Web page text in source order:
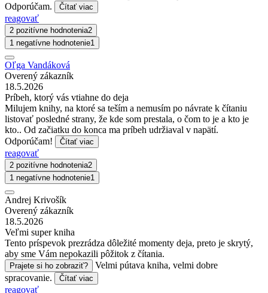
Odporúčam.
Čítať viac
reagovať
2 pozitívne hodnotenia2
1 negatívne hodnotenie1
Oľga Vandáková
Overený zákazník
18.5.2026
Príbeh, ktorý vás vtiahne do deja
Milujem knihy, na ktoré sa teším a nemusím po návrate k čítaniu
listovať posledné strany, že kde som prestala, o čom to je a kto je
kto.. Od začiatku do konca ma príbeh udržiaval v napätí.
Odporúčam!
Čítať viac
reagovať
2 pozitívne hodnotenia2
1 negatívne hodnotenie1
Andrej Krivošík
Overený zákazník
18.5.2026
Veľmi super kniha
Tento príspevok prezrádza dôležité momenty deja, preto je skrytý,
aby sme Vám nepokazili pôžitok z čítania.
Prajete si ho zobraziť?
Velmi pútava kniha, velmi dobre
spracovanie.
Čítať viac
reagovať